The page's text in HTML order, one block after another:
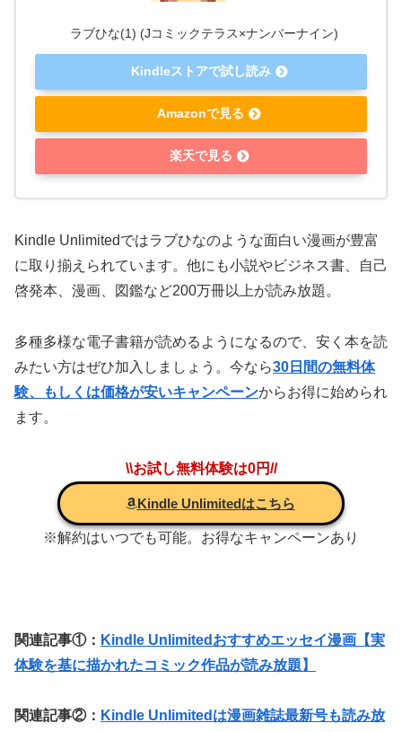
ラブひな(1) (Jコミックテラス×ナンバーナイン)
Kindleストアで試し読み
Amazonで見る
楽天で見る
Kindle Unlimitedではラブひなのような面白い漫画が豊富
に取り揃えられています。他にも小説やビジネス書、自己
啓発本、漫画、図鑑など200万冊以上が読み放題。
多種多様な電子書籍が読めるようになるので、安く本を読
みたい方はぜひ加入しましょう。今なら30日間の無料体
験、もしくは価格が安いキャンペーンからお得に始められ
ます。
\\お試し無料体験は0円//
Kindle Unlimitedはこちら
※解約はいつでも可能。お得なキャンペーンあり
関連記事①： Kindle Unlimitedおすすめエッセイ漫画【実
体験を基に描かれたコミック作品が読み放題】
関連記事②： Kindle Unlimitedは漫画雑誌最新号も読み放